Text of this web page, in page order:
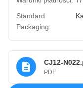
Standard
Packaging:
CJ12-
PDF